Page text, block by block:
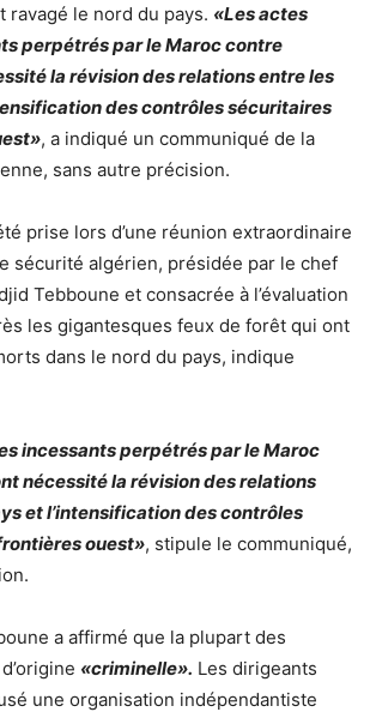
le nord du pays. «Les actes
perpétrés par le Maroc contre
la révision des relations entre les
des contrôles sécuritaires
, a indiqué un communiqué de la
sans autre précision.
prise lors d’une réunion extraordinaire
sécurité algérien, présidée par le chef
Tebboune et consacrée à l’évaluation
les gigantesques feux de forêt qui ont
dans le nord du pays, indique
incessants perpétrés par le Maroc
nécessité la révision des relations
et l’intensification des contrôles
ouest», stipule le communiqué,
a affirmé que la plupart des
«criminelle». Les dirigeants
une organisation indépendantiste